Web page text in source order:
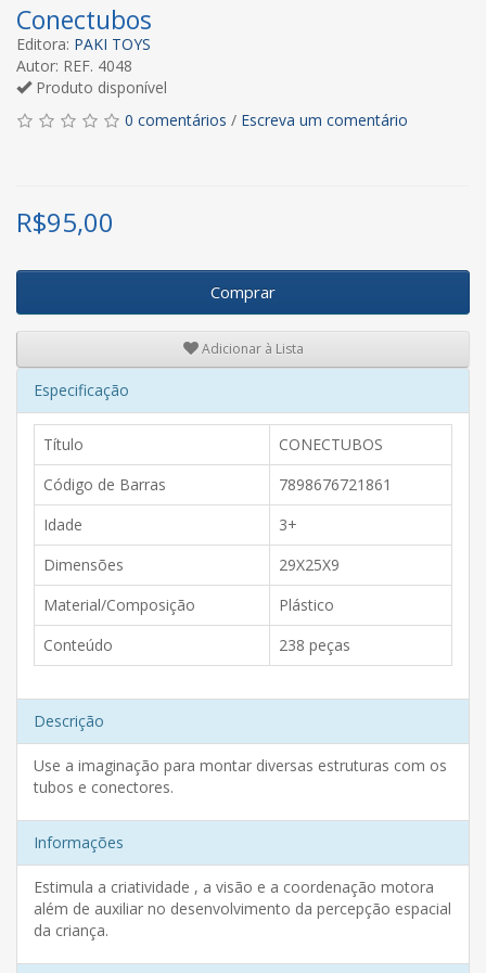
Conectubos
Editora: PAKI TOYS
Autor: REF. 4048
Produto disponível
0 comentários / Escreva um comentário
R$95,00
Comprar
Adicionar à Lista
Especificação
Título
CONECTUBOS
Código de Barras
7898676721861
Idade
3+
Dimensões
29X25X9
Material/Composição
Plástico
Conteúdo
238 peças
Descrição
Use a imaginação para montar diversas estruturas com os
tubos e conectores.
Informações
Estimula a criatividade , a visão e a coordenação motora
além de auxiliar no desenvolvimento da percepção espacial
da criança.